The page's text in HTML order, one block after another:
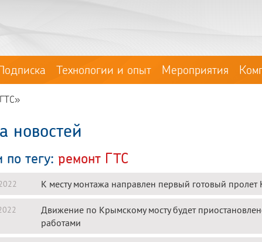
Технологии и опыт Мероприятия
новостей
по тегу: ремонт ГТС
К месту монтажа направлен первый готовый пролет
Движение по Крымскому мосту будет
работами